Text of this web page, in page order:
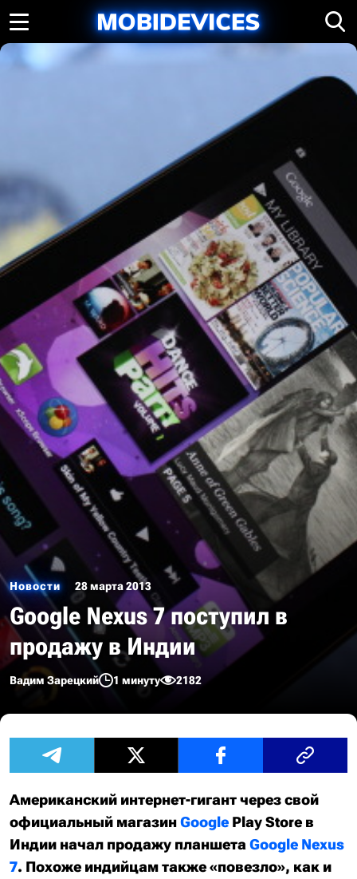
Новости 28 марта 2013
Google Nexus 7 поступил в
продажу в Индии
Вадим Зарецкий 1 минуту 2182
Американский интернет-гигант через свой
официальный магазинGoogle Play Store в
Индии начал продажу планшета Google Nexus
7. Похоже индийцам также «повезло», как и